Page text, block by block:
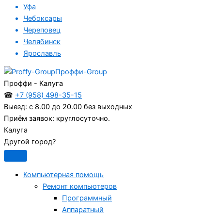
Уфа
Чебоксары
Череповец
Челябинск
Ярославль
Проффи-Group
Проффи - Калуга
☎ +7 (958) 498-35-15
Выезд: с 8.00 до 20.00 без выходных
Приём заявок: круглосуточно.
Калуга
Другой город?
Компьютерная помощь
Ремонт компьютеров
Программный
Аппаратный